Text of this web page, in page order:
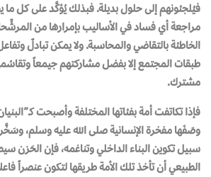
فيُلجئونهم إلى حلول بديلة. فبذلك يُؤكَّد على كل
مراجعة أي فساد في الأساليب بإمرارها من
الخاطئة بالتقاضي والمحاسبة. ولا يمكن تبادلٌ
طبقات المجتمع إلا بفضل مشاركتهم جيمعاً
مشترك.
فإذا تكاتفت أمة بفئاتها المختلفة وأصبحت
وصَفَها مفخرة الإنسانية صلى الله عليه وسلم،
سبيل تكوين البناء الداخلي وتناغمه، فإن الحَزن
الطبيعي أن تأخذ تلك الأمة طريقها لتكون عنصراً